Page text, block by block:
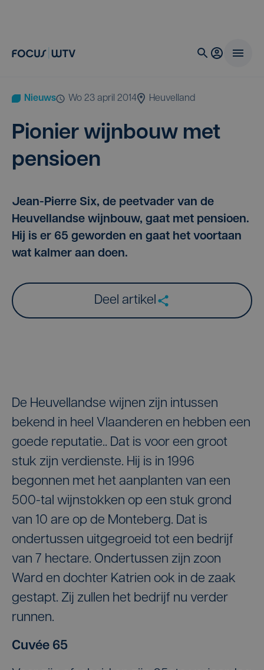
Nieuws wo 23 april 2014 Heuvelland
Pio­nier wijn­bouw met
pensioen
Jean-Pierre Six, de peetvader van de
Heuvellandse wijnbouw, gaat met pensioen.
Hij is er 65 geworden en gaat het voortaan
wat kalmer aan doen.
Deel artikel
De Heuvellandse wijnen zijn intussen
bekend in heel Vlaanderen en hebben een
goede reputatie.. Dat is voor een groot
stuk zijn verdienste. Hij is in 1996
begonnen met het aanplanten van een
500-tal wijnstokken op een stuk grond
van 10 are op de Monteberg. Dat is
ondertussen uitgegroeid tot een bedrijf
van 7 hectare. Ondertussen zijn zoon
Ward en dochter Katrien ook in de zaak
gestapt. Zij zullen het bedrijf nu verder
runnen.
Cuvée 65